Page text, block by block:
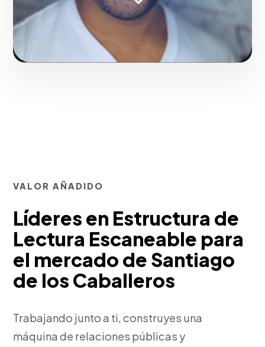
Solicitar servicio
VALOR AÑADIDO
Líderes en Estructura de
Lectura Escaneable para
el mercado de Santiago
de los Caballeros
Trabajando junto a ti, construyes una
máquina de relaciones públicas y